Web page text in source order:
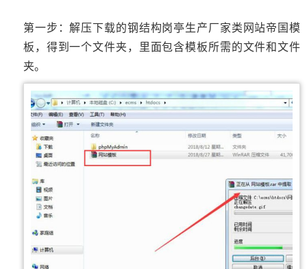
第一步：解压下载的钢结构岗亭生产厂家类网站帝国模
板，得到一个文件夹，里面包含模板所需的文件和文件
夹。